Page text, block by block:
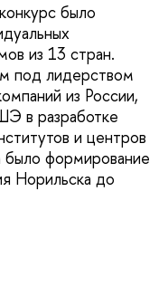
было
из 13 стран.
под лидерством
из России,
в разработке
и центров
формирование
Норильска до